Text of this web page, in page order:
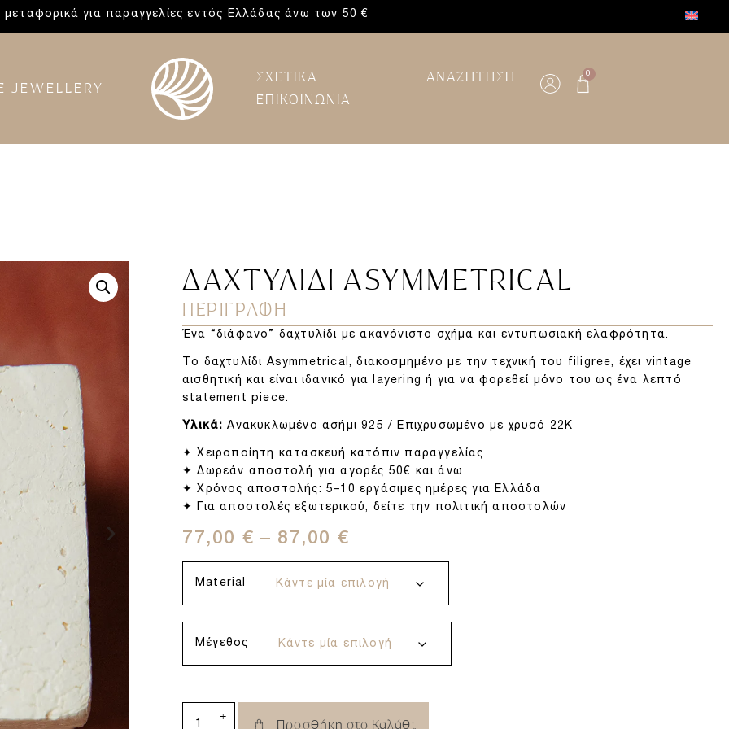
για παραγγελίες εντός Ελλάδας άνω των 50 €
JEWELLERY
ΣΧΕΤΙΚΑ
ΑΝΑΖΗΤΗΣΗ
ΕΠΙΚΟΙΝΩΝΙΑ
0
›
ΔΑΧΤΥΛΊΔΙ ASYMMETRICAL
ΠΕΡΙΓΡΑΦΗ
Ένα “διάφανο” δαχτυλίδι με ακανόνιστο σχήμα και εντυπωσιακή ελαφρότητα.
Το δαχτυλίδι Asymmetrical, διακοσμημένο με την τεχνική του filigree, έχει vintage
αισθητική και είναι ιδανικό για layering ή για να φορεθεί μόνο του ως ένα λεπτό
statement piece.
Υλικά: Ανακυκλωμένο ασήμι 925 / Επιχρυσωμένο με χρυσό 22Κ
✦ Χειροποίητη κατασκευή κατόπιν παραγγελίας
✦ Δωρεάν αποστολή για αγορές 50€ και άνω
✦ Χρόνος αποστολής: 5–10 εργάσιμες ημέρες για Ελλάδα
✦ Για αποστολές εξωτερικού, δείτε την πολιτική αποστολών
77,00 € – 87,00 €
Material
Μέγεθος
+
Προσθήκη στο Καλάθι